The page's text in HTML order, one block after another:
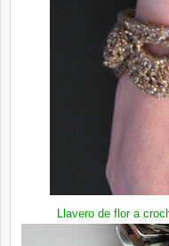
Llavero de flor a